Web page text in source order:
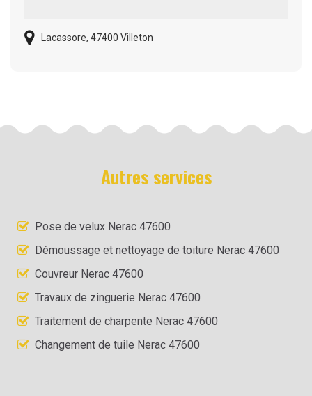
Lacassore, 47400 Villeton
Autres services
Pose de velux Nerac 47600
Démoussage et nettoyage de toiture Nerac 47600
Couvreur Nerac 47600
Travaux de zinguerie Nerac 47600
Traitement de charpente Nerac 47600
Changement de tuile Nerac 47600